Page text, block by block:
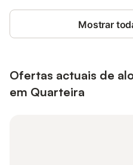
Mostrar
Ofertas actuais de
em Quarteira